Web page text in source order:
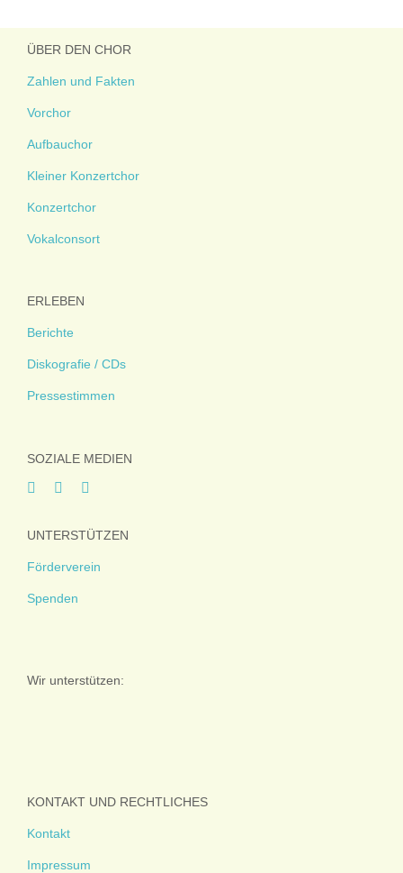
ÜBER DEN CHOR
Zahlen und Fakten
Vorchor
Aufbauchor
Kleiner Konzertchor
Konzertchor
Vokalconsort
ERLEBEN
Berichte
Diskografie / CDs
Pressestimmen
SOZIALE MEDIEN
UNTERSTÜTZEN
Förderverein
Spenden
Wir unterstützen:
KONTAKT UND RECHTLICHES
Kontakt
Impressum